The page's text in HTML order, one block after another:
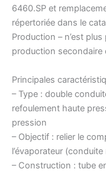
6460.SP et
répertoriée dans le
Production – n’est
production secondaire
Principales
– Type : double
refoulement haute
pression
– Objectif : relier le
l’évaporateur
– Construction : tube